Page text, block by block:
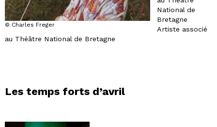
© Charles Freger
National de
Bretagne
Artiste associé
au Théâtre National de Bretagne
Les temps forts d’avril